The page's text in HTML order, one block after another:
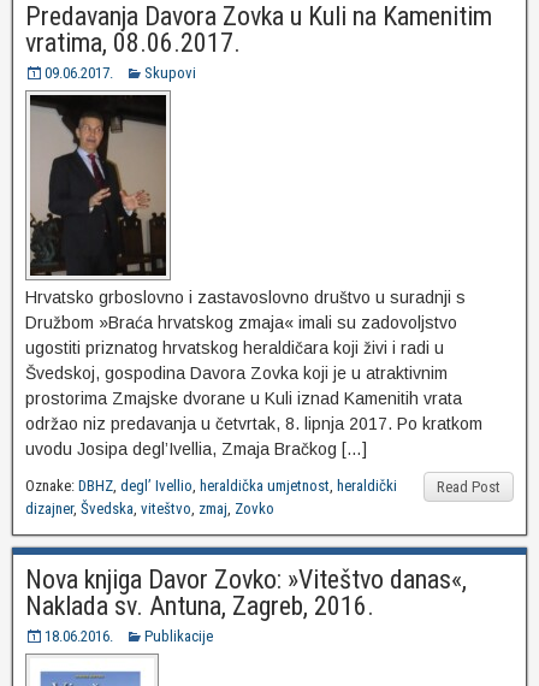
Predavanja Davora Zovka u Kuli na Kamenitim
vratima, 08.06.2017.
09.06.2017. Skupovi
Hrvatsko grboslovno i zastavoslovno društvo u suradnji s
Družbom »Braća hrvatskog zmaja« imali su zadovoljstvo
ugostiti priznatog hrvatskog heraldičara koji živi i radi u
Švedskoj, gospodina Davora Zovka koji je u atraktivnim
prostorima Zmajske dvorane u Kuli iznad Kamenitih vrata
održao niz predavanja u četvrtak, 8. lipnja 2017. Po kratkom
uvodu Josipa degl’Ivellia, Zmaja Bračkog […]
Read Post
Oznake: DBHZ, degl’ Ivellio, heraldička umjetnost, heraldički
dizajner, Švedska, viteštvo, zmaj, Zovko
Nova knjiga Davor Zovko: »Viteštvo danas«,
Naklada sv. Antuna, Zagreb, 2016.
18.06.2016. Publikacije